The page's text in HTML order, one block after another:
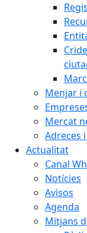
Menjar i
Mercat
Adreces
Actualitat
Canal
Notícies
Avisos
Agenda
Mitjans